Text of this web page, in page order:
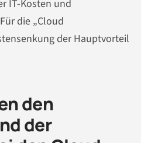
IT-Kosten und
die „Cloud
der Hauptvorteil
den
der